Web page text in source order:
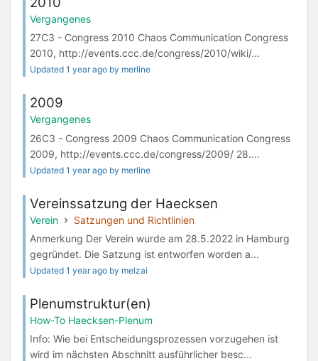
Vergangenes
27C3 - Congress 2010 Chaos Communication Congress
2010, http://events.ccc.de/congress/2010/wiki/...
Updated 1 year ago by merline
2009
Vergangenes
26C3 - Congress 2009 Chaos Communication Congress
2009, http://events.ccc.de/congress/2009/ 28....
Updated 1 year ago by merline
Vereinssatzung der Haecksen
Verein
Satzungen und Richtlinien
Anmerkung Der Verein wurde am 28.5.2022 in Hamburg
gegründet. Die Satzung ist entworfen worden a...
Updated 1 year ago by melzai
Plenumstruktur(en)
How-To Haecksen-Plenum
Info: Wie bei Entscheidungsprozessen vorzugehen ist
wird im nächsten Abschnitt ausführlicher besc...